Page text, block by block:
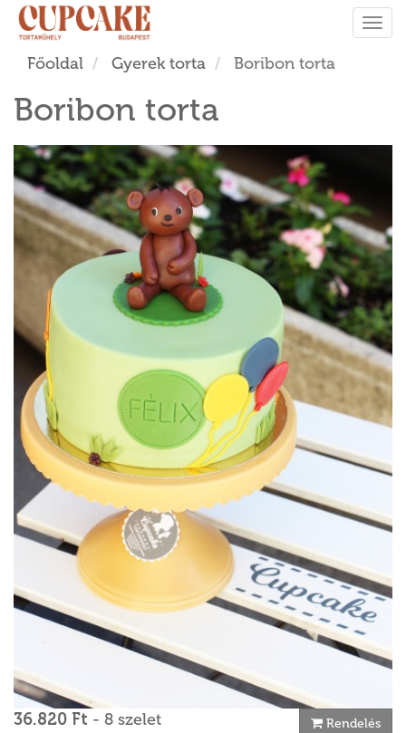
Főoldal Gyerek torta Boribon torta
Boribon torta
36.820 Ft - 8 szelet Rendelés